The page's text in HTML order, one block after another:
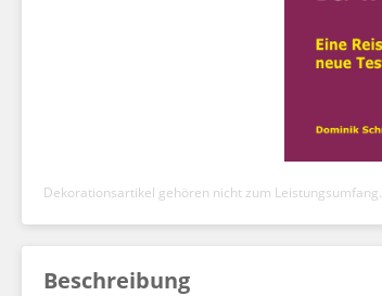
Dekorationsartikel gehören nicht zum Leistungsumfang.
Beschreibung